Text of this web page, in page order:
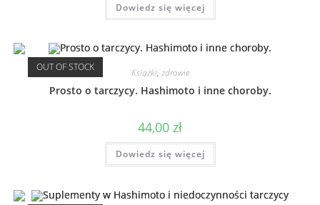
Dowiedz się więcej
OUT OF STOCK Książki, zdrowie
Prosto o tarczycy. Hashimoto i inne choroby.
44,00 zł
Dowiedz się więcej